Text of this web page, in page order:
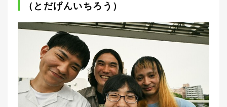
（とだげんいちろう）